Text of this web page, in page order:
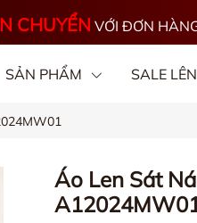
CHUYỂN VỚI ĐƠN
SẢN PHẨM SALE
Áo Len Sát